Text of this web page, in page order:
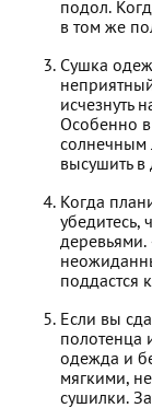
подол.
в том же
Сушка
исчезнуть
Особенно
солнечным
высушить в
Когда
убедитесь,
деревьями.
поддастся
Если вы
полотенца
одежда и
мягкими,
сушилки.